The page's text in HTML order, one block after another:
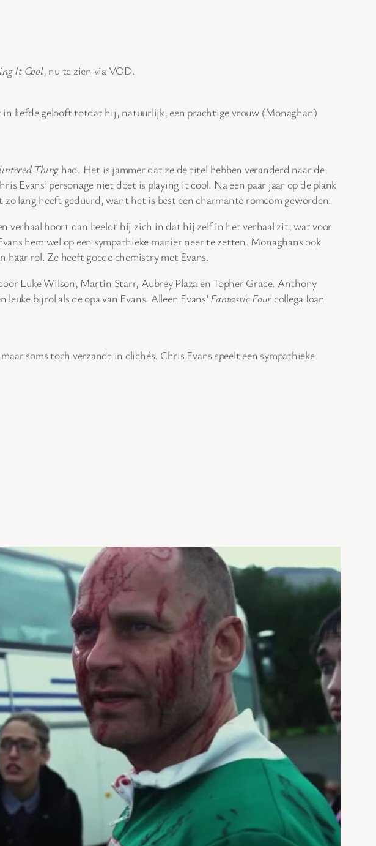
It Cool, nu te zien via VOD.
in liefde gelooft totdat hij, natuurlijk, een prachtige vrouw (Monaghan)
Thing had. Het is jammer dat ze de titel hebben veranderd naar de
Evans’ personage niet doet is playing it cool. Na een paar jaar op de plank
lang heeft geduurd, want het is best een charmante romcom geworden.
verhaal hoort dan beeldt hij zich in dat hij zelf in het verhaal zit, wat voor
hem wel op een sympathieke manier neer te zetten. Monaghans ook
haar rol. Ze heeft goede chemistry met Evans.
Luke Wilson, Martin Starr, Aubrey Plaza en Topher Grace. Anthony
bijrol als de opa van Evans. Alleen Evans’Fantastic Fourcollega Ioan
soms toch verzandt in clichés. Chris Evans speelt een sympathieke